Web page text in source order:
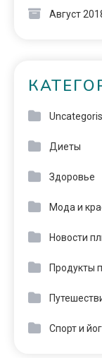
Август
Диеты
Здоровье
Мода и
Новости
Продукты
Спорт и